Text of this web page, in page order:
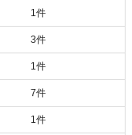
1件
3件
1件
7件
1件